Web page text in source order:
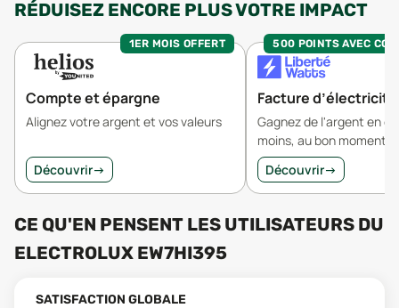
RÉDUISEZ ENCORE PLUS VOTRE IMPACT
1ER MOIS OFFERT
Compte et épargne
Alignez votre argent et vos valeurs
Découvrir→
500 POINTS AVEC
Facture d’électricité
Gagnez de l'argent en
moins, au bon moment.
Découvrir→
CE QU'EN PENSENT LES UTILISATEURS DU
ELECTROLUX EW7HI395
SATISFACTION GLOBALE